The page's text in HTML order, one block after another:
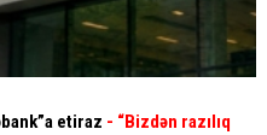
etiraz - “Bizdən razılıq